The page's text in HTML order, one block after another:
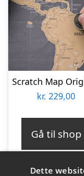
kr. 229,00
Gå til shop
Dette